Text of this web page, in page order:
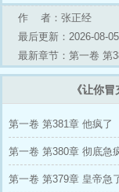
作 者：张正经
最后更新：2026-08-
最新章节：第一卷 第
《让你
第一卷 第381章 他疯了
第一卷 第380章 彻底急
第一卷 第379章 皇帝急